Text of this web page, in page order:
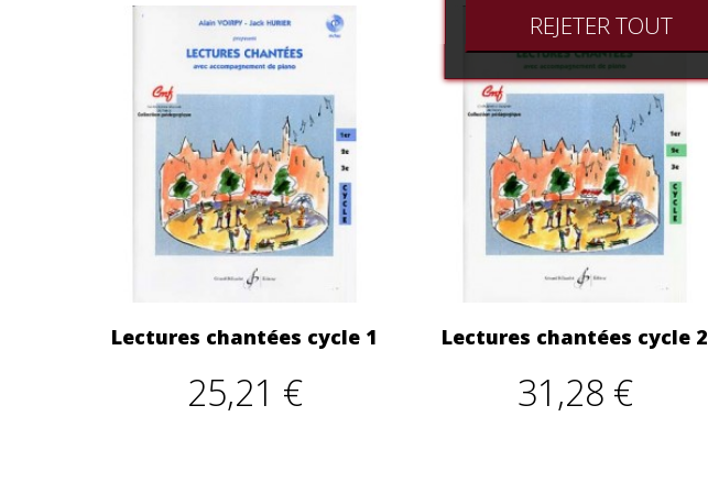
Lectures chantées cycle 1
25,21 €
Lectures chantées cycle 2
31,28 €
REJETER TOUT